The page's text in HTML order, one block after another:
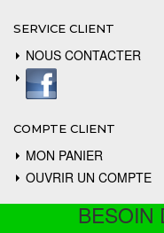
SERVICE CLIENT
NOUS CONTACTER
COMPTE CLIENT
MON PANIER
OUVRIR UN COMPTE
BESOIN